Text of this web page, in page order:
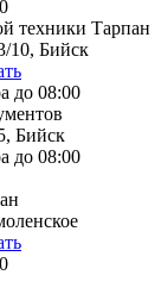
техники Тарпан
10, Бийск
до 08:00
Бийск
до 08:00